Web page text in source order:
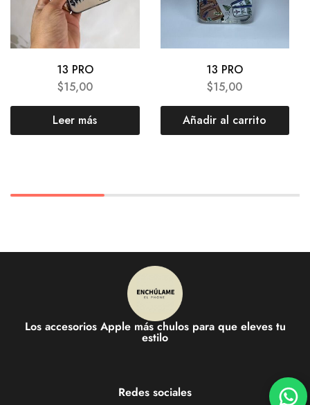
13 PRO
$15,00
Leer más
13 PRO
$15,00
Añadir al carrito
Los accesorios Apple más chulos para que eleves tu
estilo
Redes sociales